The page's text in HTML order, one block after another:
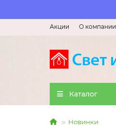
Акции О компании
Каталог
Новинки